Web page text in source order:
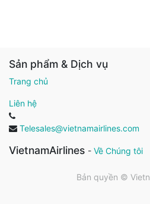
Sản phẩm & Dịch vụ
Trang chủ
Liên hệ
Telesales@vietnamairlines.com
VietnamAirlines - Về Chúng tôi
Bản quyền ©